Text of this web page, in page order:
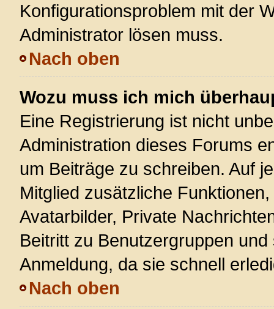
Konfigurationsproblem mit der
Administrator lösen muss.
Nach oben
Wozu muss ich mich
Eine Registrierung ist nicht
Administration dieses Forums
um Beiträge zu schreiben. Auf
Mitglied zusätzliche
Avatarbilder, Private
Beitritt zu Benutzergruppen
Anmeldung, da sie schnell
Nach oben